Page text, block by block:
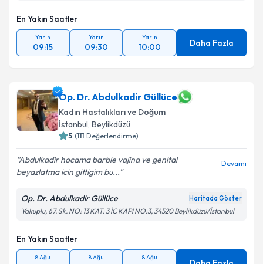
En Yakın Saatler
Yarın
09:15
Yarın
09:30
Yarın
10:00 Daha Fazla
Op. Dr. Abdulkadir Güllüce
Kadın Hastalıkları ve Doğum
İstanbul, Beylikdüzü
5 (111 Değerlendirme)
Abdulkadir hocama barbie vajina ve genital
beyazlatma icin gittigim bu...
Devamı
Op. Dr. Abdulkadir Güllüce Haritada Göster
Yakuplu, 67. Sk. NO: 13 KAT: 3 İC KAPI NO:3, 34520 Beylikdüzü/İstanbul
En Yakın Saatler
8 Ağu 8 Ağu 8 Ağu